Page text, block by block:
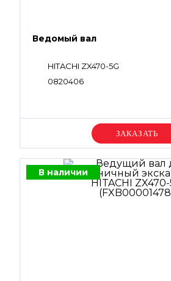
Ведомый вал
HITACHI ZX470-5G
0820406
Уточняйте цену
В наличии